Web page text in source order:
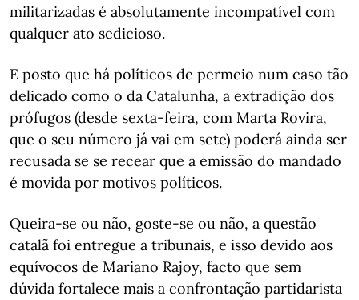
militarizadas é absolutamente incompatível com
qualquer ato sedicioso.
E posto que há políticos de permeio num caso tão
delicado como o da Catalunha, a extradição dos
prófugos (desde sexta-feira, com Marta Rovira,
que o seu número já vai em sete) poderá ainda ser
recusada se se recear que a emissão do mandado
é movida por motivos políticos.
Queira-se ou não, goste-se ou não, a questão
catalã foi entregue a tribunais, e isso devido aos
equívocos de Mariano Rajoy, facto que sem
dúvida fortalece mais a confrontação partidarista